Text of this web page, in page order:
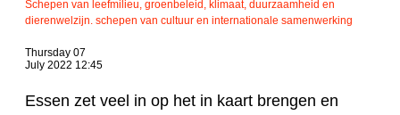
Schepen van leefmilieu, groenbeleid, klimaat, duurzaamheid en
dierenwelzijn. schepen van cultuur en internationale samenwerking
Thursday 07
July 2022 12:45
Essen zet veel in op het in kaart brengen en